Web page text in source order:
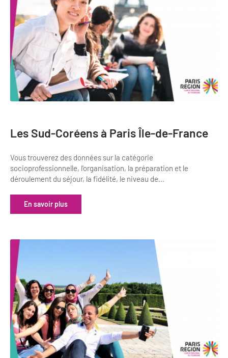
Les Sud-Coréens à Paris Île-de-France
Vous trouverez des données sur la catégorie
socioprofessionnelle, l'organisation, la préparation et le
déroulement du séjour, la fidélité, le niveau de...
En savoir plus